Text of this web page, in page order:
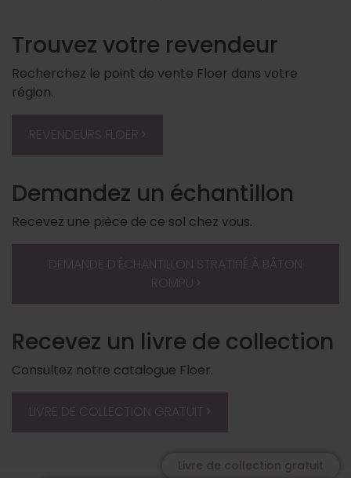
Livre de collection gratuit
Trouvez votre revendeur
Recherchez le point de vente Floer dans votre
région.
REVENDEURS FLOER
Demandez un échantillon
Recevez une pièce de ce sol chez vous.
DEMANDE D’ÉCHANTILLON STRATIFIÉ À BÂTON
ROMPU
Recevez un livre de collection
Consultez notre catalogue Floer.
LIVRE DE COLLECTION GRATUIT